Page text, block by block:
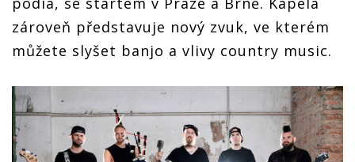
zároveň představuje nový zvuk, ve kterém
můžete slyšet banjo a vlivy country music.